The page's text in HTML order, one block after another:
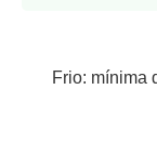
Frio: mínima